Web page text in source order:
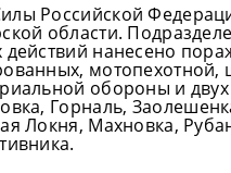
Российской
области.
действий нанесено
мотопехотной,
обороны и
Горналь,
Локня, Махновка,